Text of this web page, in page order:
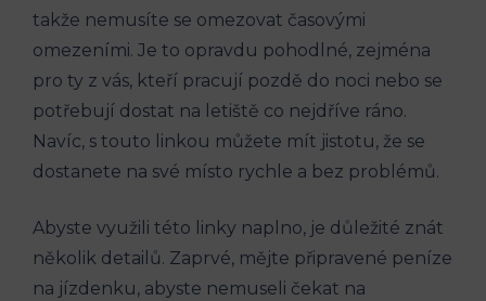
takže nemusíte se ​omezovat časovými
omezeními. Je to opravdu pohodlné, zejména
pro ty z vás, kteří pracují pozdě ⁤do noci nebo se
potřebují dostat‍ na ⁢letiště co nejdříve ráno.​
Navíc, ⁤s touto ‍linkou ‌můžete mít ⁤jistotu,⁣ že‌ se
dostanete na své ⁢místo rychle⁢ a bez ​problémů.
Abyste využili⁤ této linky ​naplno,⁢ je důležité ⁢znát⁤
několik detailů. Zaprvé, mějte připravené peníze
na jízdenku,‍ abyste ‍nemuseli⁤ čekat​ na‌